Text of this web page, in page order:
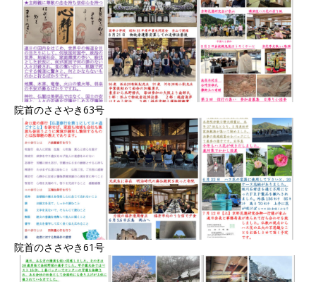
院首のささやき63号
院首のささやき61号